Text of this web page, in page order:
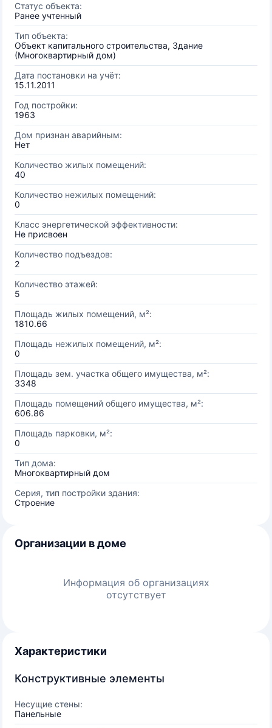
Статус объекта:
Ранее учтенный
Тип объекта:
Объект капитального строительства, Здание
(Многоквартирный дом)
Дата постановки на учёт:
15.11.2011
Год постройки:
1963
Дом признан аварийным:
Нет
Количество жилых помещений:
40
Количество нежилых помещений:
0
Класс энергетической эффективности:
Не присвоен
Количество подъездов:
2
Количество этажей:
5
Площадь жилых помещений, м²:
1810.66
Площадь нежилых помещений, м²:
0
Площадь зем. участка общего имущества, м²:
3348
Площадь помещений общего имущества, м²:
606.86
Площадь парковки, м²:
0
Тип дома:
Многоквартирный дом
Серия, тип постройки здания:
Строение
Организации в доме
Информация об организациях
отсутствует
Характеристики
Конструктивные элементы
Несущие стены:
Панельные